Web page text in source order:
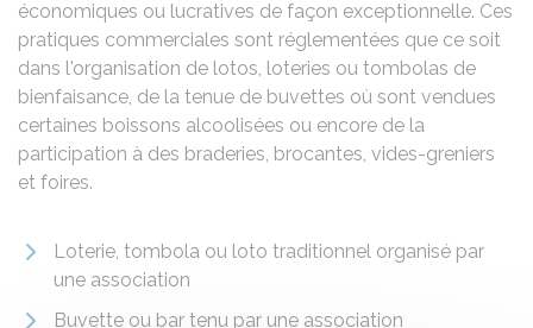
économiques ou lucratives de façon exceptionnelle. Ces
pratiques commerciales sont réglementées que ce soit
dans l'organisation de lotos, loteries ou tombolas de
bienfaisance, de la tenue de buvettes où sont vendues
certaines boissons alcoolisées ou encore de la
participation à des braderies, brocantes, vides-greniers
et foires.
Loterie, tombola ou loto traditionnel organisé par
une association
Buvette ou bar tenu par une association